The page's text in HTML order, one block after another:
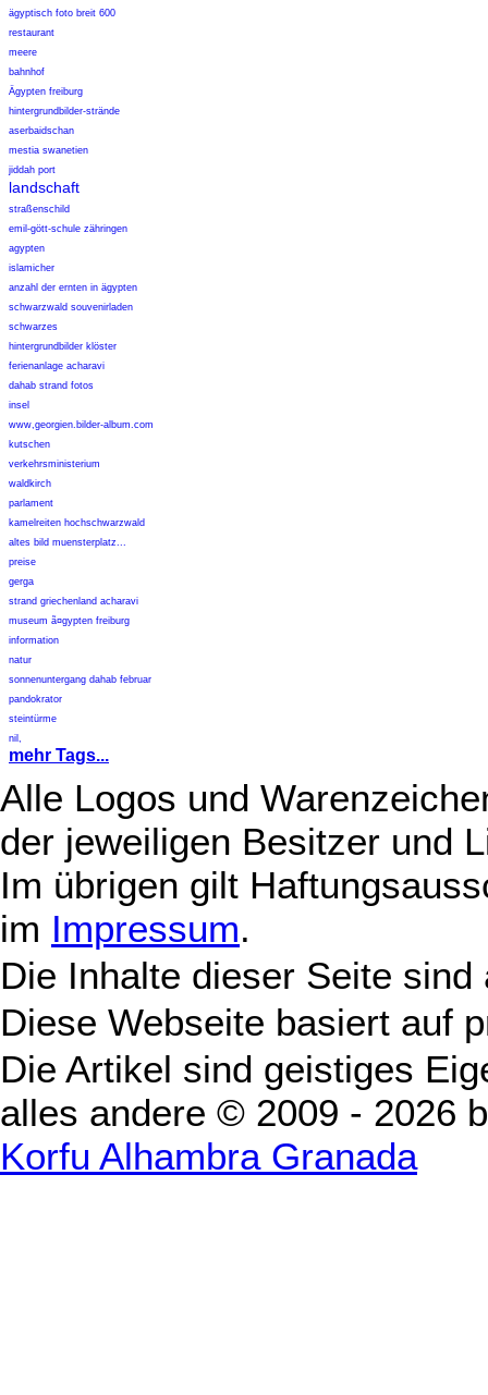
ägyptisch foto breit 600
restaurant
meere
bahnhof
Ägypten freiburg
hintergrundbilder-strände
aserbaidschan
mestia swanetien
jiddah port
landschaft
straßenschild
emil-gött-schule zähringen
agypten
islamicher
anzahl der ernten in ägypten
schwarzwald souvenirladen
schwarzes
hintergrundbilder klöster
ferienanlage acharavi
dahab strand fotos
insel
www,georgien.bilder-album.com
kutschen
verkehrsministerium
waldkirch
parlament
kamelreiten hochschwarzwald
altes bild muensterplatz...
preise
gerga
strand griechenland acharavi
museum ã¤gypten freiburg
information
natur
sonnenuntergang dahab februar
pandokrator
steintürme
nil,
mehr Tags...
Alle Logos und
der jeweiligen Besitzer und
Im übrigen gilt
im Impressum.
Die Inhalte dieser Seite
Diese Webseite basiert auf
Die Artikel sind geistiges
alles andere © 2009 - 2026
Korfu Alhambra Granada